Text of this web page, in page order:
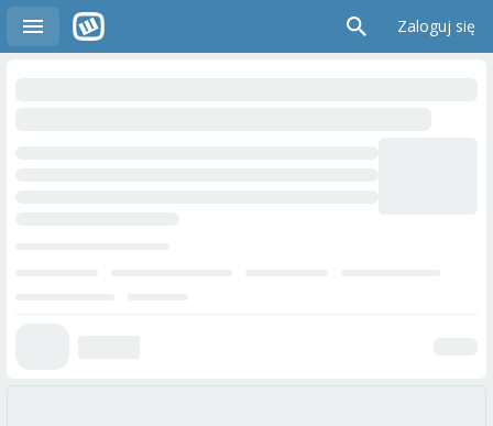
Zaloguj się